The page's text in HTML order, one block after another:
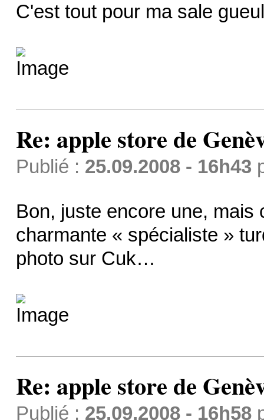
C'est tout pour ma sale
Re: apple store de
Publié : 25.09.2008 - 16h43
Bon, juste encore une,
charmante « spécialiste »
photo sur Cuk…
Re: apple store de
Publié : 25.09.2008 - 16h58